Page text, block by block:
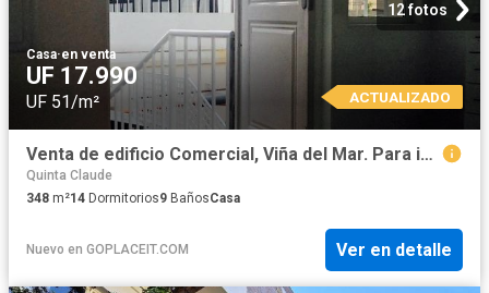
12 fotos
Casa·en venta
UF 17.990
UF 51/m² ACTUALIZADO
Venta de edificio Comercial, Viña del Mar. Para inversionista, emprendedor visionario
Quinta Claude
348 m²14 Dormitorios9 BañosCasa
Nuevo en GOPLACEIT.COM Ver en detalle